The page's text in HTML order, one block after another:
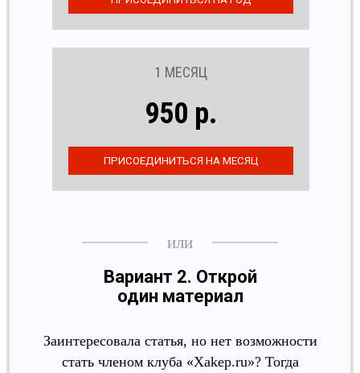
1 МЕСЯЦ
950 р.
Вариант 2. Открой
один материал
Заинтересовала статья, но нет возможности
стать членом клуба «Xakep.ru»? Тогда